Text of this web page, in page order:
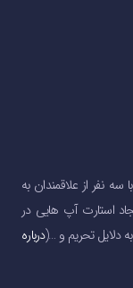
با سه نفر از علاقمندان به
استارت آپ هایی در
دلایل تحریم و …(درباره